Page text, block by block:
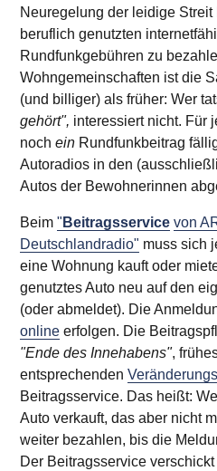
Neuregelung der leidige
beruflich genutzten
Rundfunkgebühren zu
Wohngemeinschaften ist die
(und billiger) als früher: Wer
gehört", interessiert nicht. Für
nochein Rundfunkbeitrag
Autoradios in den
Autos der Bewohnerinnen
Beim" Beitragsservice von
Deutschlandradio" muss sich
eine Wohnung kauft oder
genutztes Auto neu auf den
(oder abmeldet). Die
online erfolgen. Die
"Ende des Innehabens",
entsprechenden
Beitragsservice. Das heißt:
Auto verkauft, das aber nicht
weiter bezahlen, bis die
Der Beitragsservice